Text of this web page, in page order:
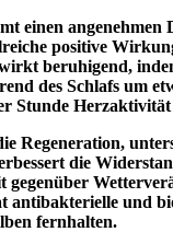
einen angenehmen
positive
beruhigend,
des Schlafs um
Stunde
Regeneration,
die
gegenüber
antibakterielle und
fernhalten.